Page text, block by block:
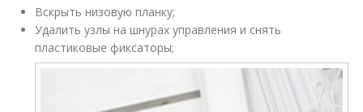
Вскрыть низовую планку;
Удалить узлы на шнурах управления и снять
пластиковые фиксаторы;